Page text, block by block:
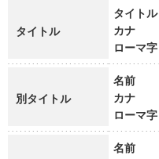
タイトル
タイトル
カナ
ローマ字
別タイトル
名前
カナ
ローマ字
名前